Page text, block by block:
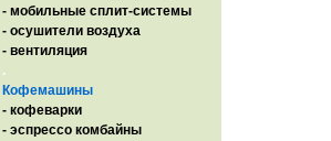
- мобильные сплит-системы
- осушители воздуха
- вентиляция
.
Кофемашины
- кофеварки
- эспрессо комбайны